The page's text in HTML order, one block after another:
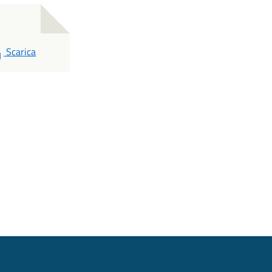
PDF
Scarica